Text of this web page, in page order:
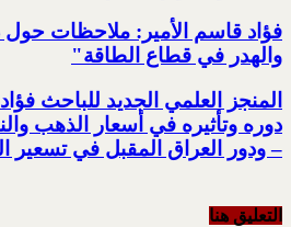
فؤاد قاسم الأمير: ملاحظات حول
والهدر في قطاع الطاقة"
المنجز العلمي الجديد للباحث
دوره وتأثيره في أسعار الذهب
– ودور العراق المقبل في تسعير
التعليق هنا